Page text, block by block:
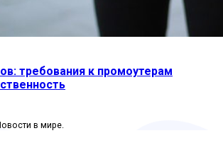
требования к промоутерам
в мире.